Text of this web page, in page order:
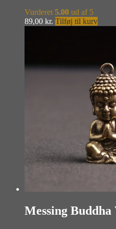
Vurderet 5.00 ud af 5
89,00 kr. Tilføj til kurv
Messing